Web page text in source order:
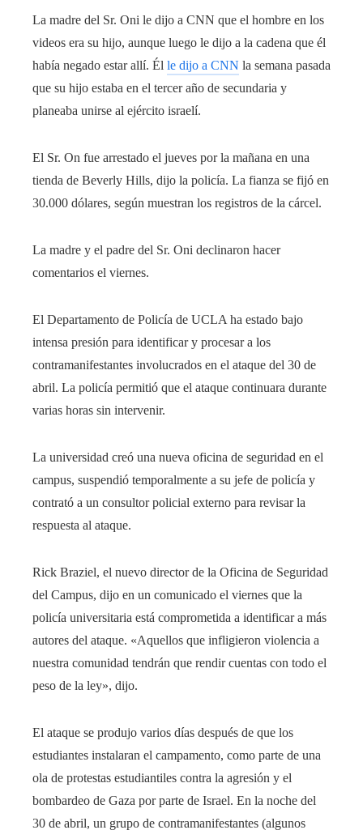
La madre del Sr. Oni le dijo a CNN que el hombre en los
videos era su hijo, aunque luego le dijo a la cadena que él
había negado estar allí. Él le dijo a CNN la semana pasada
que su hijo estaba en el tercer año de secundaria y
planeaba unirse al ejército israelí.
El Sr. On fue arrestado el jueves por la mañana en una
tienda de Beverly Hills, dijo la policía. La fianza se fijó en
30.000 dólares, según muestran los registros de la cárcel.
La madre y el padre del Sr. Oni declinaron hacer
comentarios el viernes.
El Departamento de Policía de UCLA ha estado bajo
intensa presión para identificar y procesar a los
contramanifestantes involucrados en el ataque del 30 de
abril. La policía permitió que el ataque continuara durante
varias horas sin intervenir.
La universidad creó una nueva oficina de seguridad en el
campus, suspendió temporalmente a su jefe de policía y
contrató a un consultor policial externo para revisar la
respuesta al ataque.
Rick Braziel, el nuevo director de la Oficina de Seguridad
del Campus, dijo en un comunicado el viernes que la
policía universitaria está comprometida a identificar a más
autores del ataque. «Aquellos que infligieron violencia a
nuestra comunidad tendrán que rendir cuentas con todo el
peso de la ley», dijo.
El ataque se produjo varios días después de que los
estudiantes instalaran el campamento, como parte de una
ola de protestas estudiantiles contra la agresión y el
bombardeo de Gaza por parte de Israel. En la noche del
30 de abril, un grupo de contramanifestantes (algunos